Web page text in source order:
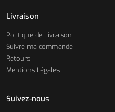
Livraison
Politique de Livraison
Suivre ma commande
Retours
Mentions Légales
Suivez-nous